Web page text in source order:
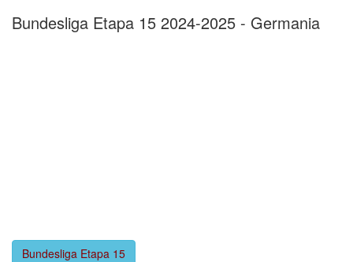
Bundesliga Etapa 15 2024-2025 - Germania
Bundesliga Etapa 15